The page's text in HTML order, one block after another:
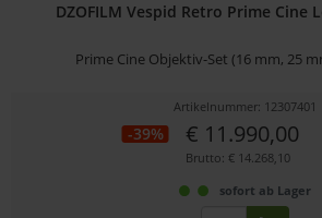
DZOFILM Vespid Retro Prime Cine
Prime Cine Objektiv-Set (16 mm, 25
Artikelnummer: 12307401
-39% € 11.990,00
Brutto: € 14.268,10
sofort ab Lager